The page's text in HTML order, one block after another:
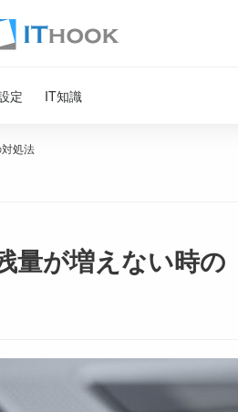
定 IT知識
処法
量が増えない時の